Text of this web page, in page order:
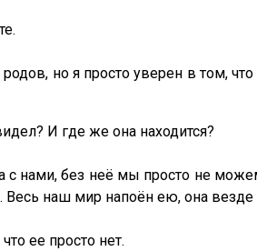
но я просто уверен в том,
И где же она находится?
с нами, без неё мы просто не
Весь наш мир напоён ею, она
ее просто нет.